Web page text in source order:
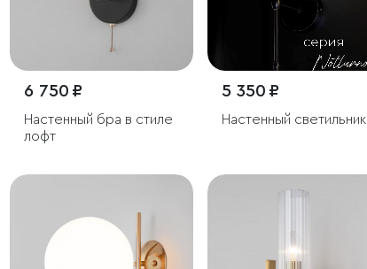
6 750 ₽
Настенный бра в стиле
лофт
5 350 ₽
Настенный светильник